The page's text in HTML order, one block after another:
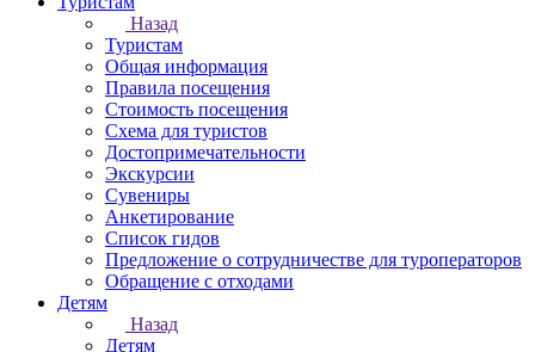
Назад
Туристам
Общая информация
Правила посещения
Стоимость посещения
Схема для туристов
Достопримечательности
Экскурсии
Сувениры
Анкетирование
Список гидов
Предложение о сотрудничестве для туроператоров
Обращение с отходами
Детям
Назад
Детям